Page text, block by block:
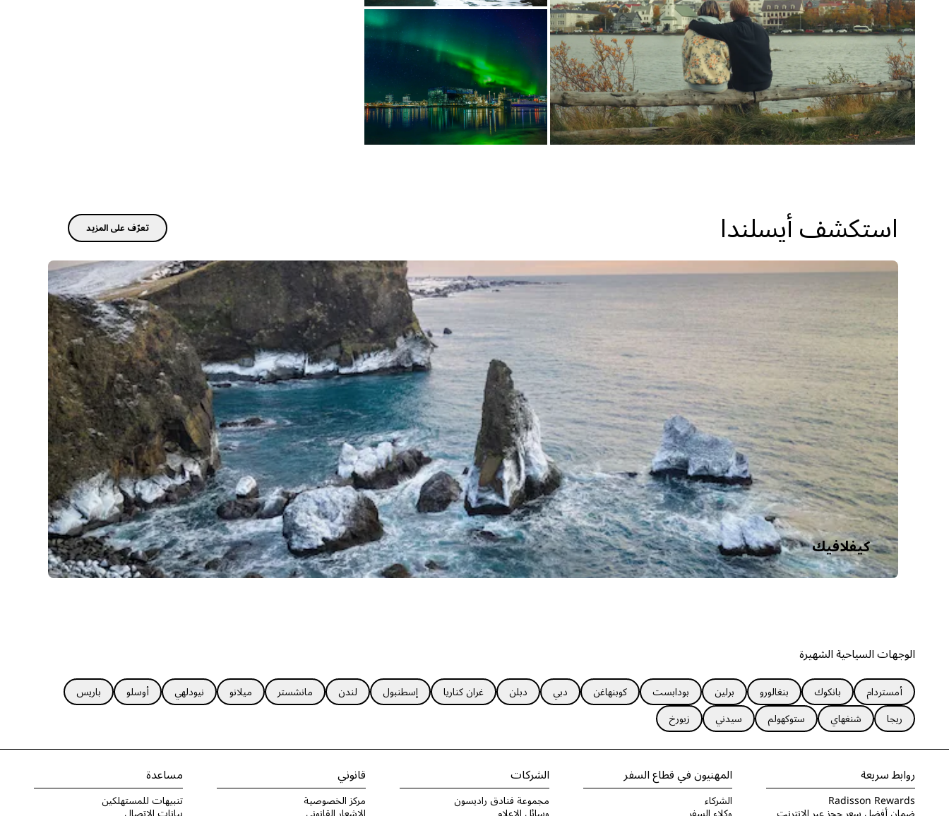
استكشف أيسلندا
كيفلافيك
الوجهات السياحية الشهيرة
أمستردام بانكوك بنغالورو برلين بودابست كوبنهاغن دبي دبلن غران كناريا إسطنبول لندن مانشستر ميلانو نيودلهي أوسلو
باريس
ريجا
شنغهاي ستوكهولم سيدني زيورخ
روابط سريعة
Radisson Rewards
ضمان أفضل سعر حجز عبر الإنترنت
المهنيون في قطاع السفر
الشركاء
وكلاء السفر
الشركات
مجموعة فنادق راديسون
وسائل الإعلام
قانوني
مركز الخصوصية
الإشعار القانوني
مساعدة
تنبيهات للمستهلكين
بيانات الاتصال